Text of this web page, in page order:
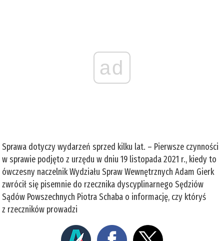
ad
Sprawa dotyczy wydarzeń sprzed kilku lat. – Pierwsze czynności
w sprawie podjęto z urzędu w dniu 19 listopada 2021 r., kiedy to
ówczesny naczelnik Wydziału Spraw Wewnętrznych Adam Gierk
zwrócił się pisemnie do rzecznika dyscyplinarnego Sędziów
Sądów Powszechnych Piotra Schaba o informację, czy któryś
z rzeczników prowadzi